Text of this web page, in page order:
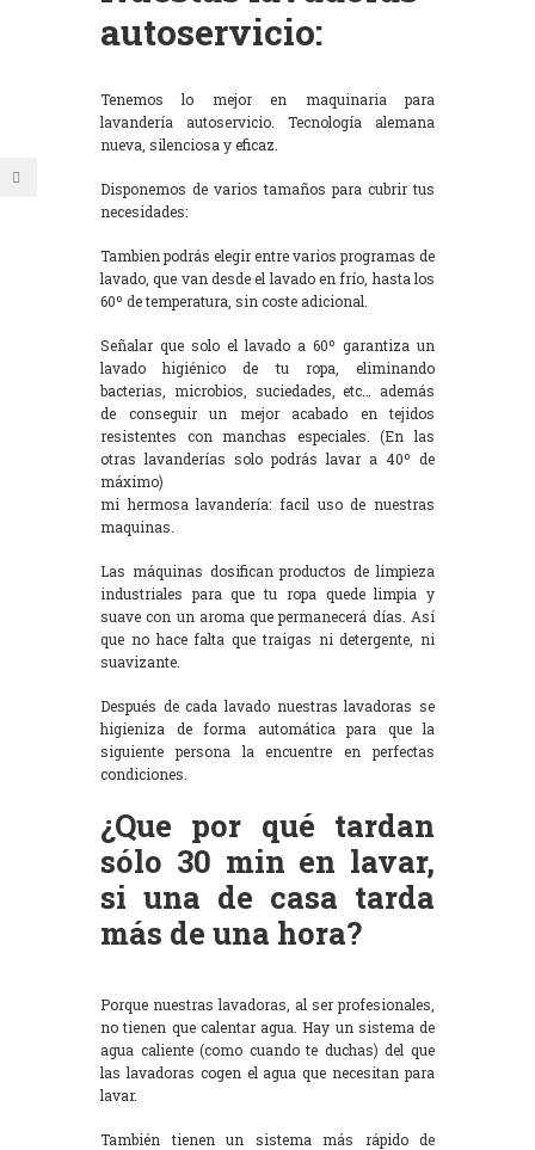
autoservicio:
Tenemos lo mejor en maquinaria para
lavandería autoservicio. Tecnología alemana
nueva, silenciosa y eficaz.
Disponemos de varios tamaños para cubrir tus
necesidades:
Tambien podrás elegir entre varios programas de
lavado, que van desde el lavado en frío, hasta los
60º de temperatura, sin coste adicional.
Señalar que solo el lavado a 60º garantiza un
lavado higiénico de tu ropa, eliminando
bacterias, microbios, suciedades, etc… además
de conseguir un mejor acabado en tejidos
resistentes con manchas especiales. (En las
otras lavanderías solo podrás lavar a 40º de
máximo)
mi hermosa lavandería: facil uso de nuestras
maquinas.
Las máquinas dosifican productos de limpieza
industriales para que tu ropa quede limpia y
suave con un aroma que permanecerá días. Así
que no hace falta que traigas ni detergente, ni
suavizante.
Después de cada lavado nuestras lavadoras se
higieniza de forma automática para que la
siguiente persona la encuentre en perfectas
condiciones.
¿Que por qué tardan
sólo 30 min en lavar,
si una de casa tarda
más de una hora?
Porque nuestras lavadoras, al ser profesionales,
no tienen que calentar agua. Hay un sistema de
agua caliente (como cuando te duchas) del que
las lavadoras cogen el agua que necesitan para
lavar.
También tienen un sistema más rápido de